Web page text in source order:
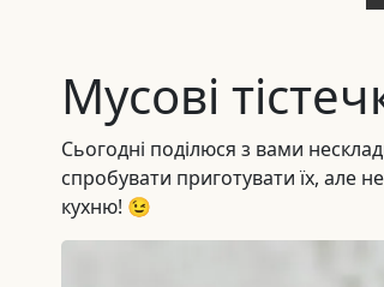
Мусові
Сьогодні поділюся з вами
спробувати приготувати їх, але
кухню! 😉